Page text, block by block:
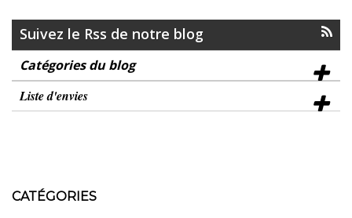
Suivez le Rss de notre blog
Catégories du blog
Liste d'envies
CATÉGORIES